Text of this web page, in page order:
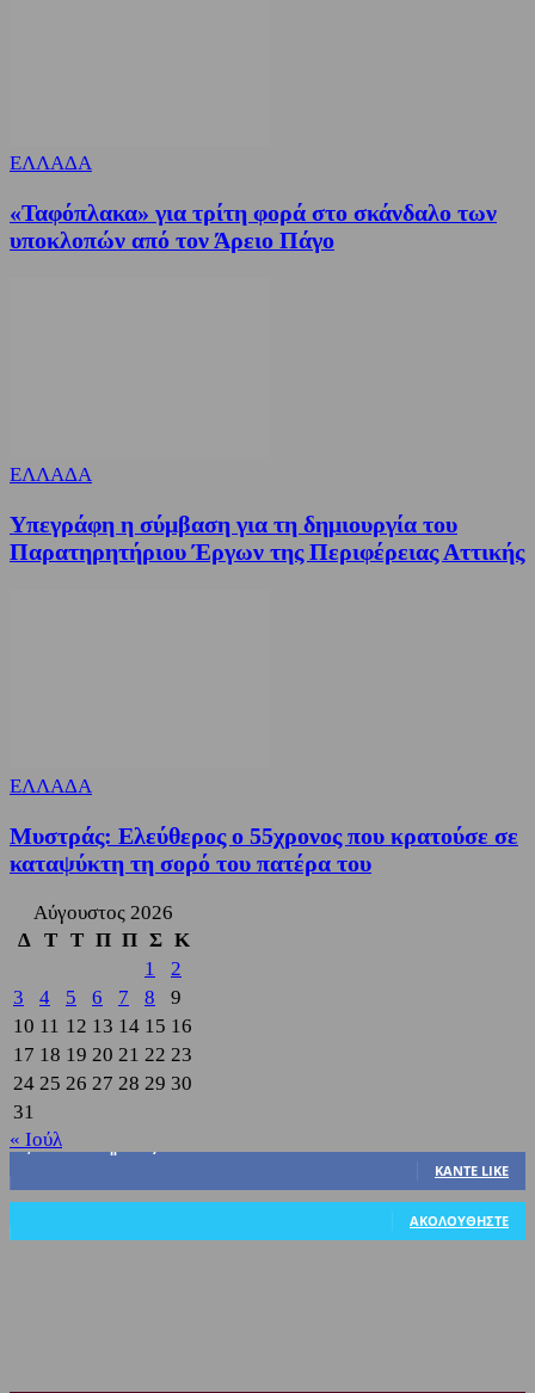
ΕΛΛΑΔΑ
«Ταφόπλακα» για τρίτη φορά στο σκάνδαλο των
υποκλοπών από τον Άρειο Πάγο
ΕΛΛΑΔΑ
Υπεγράφη η σύμβαση για τη δημιουργία του
Παρατηρητήριου Έργων της Περιφέρειας Αττικής
ΕΛΛΑΔΑ
Μυστράς: Ελεύθερος ο 55χρονος που κρατούσε σε
καταψύκτη τη σορό του πατέρα του
Αύγουστος 2026
Δ
Τ Τ Π Π Σ Κ
1
2
3
4 5 6 7 8
9
10 11 12 13 14 15 16
17 18 19 20 21 22 23
24 25 26 27 28 29 30
31
« Ιούλ
3,822
ΚΆΝΤΕ LIKE
318 Ακόλουθοι
ΑΚΟΛΟΥΘΉΣΤΕ